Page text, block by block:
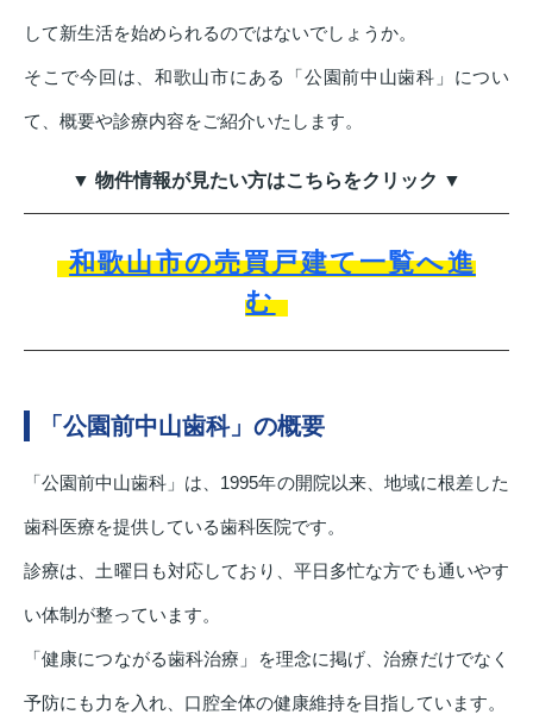
して新生活を始められるのではないでしょうか。
そこで今回は、和歌山市にある「公園前中山歯科」につい
て、概要や診療内容をご紹介いたします。
▼ 物件情報が見たい方はこちらをクリック ▼
和歌山市の売買戸建て一覧へ進
む
「公園前中山歯科」の概要
「公園前中山歯科」は、1995年の開院以来、地域に根差した
歯科医療を提供している歯科医院です。
診療は、土曜日も対応しており、平日多忙な方でも通いやす
い体制が整っています。
「健康につながる歯科治療」を理念に掲げ、治療だけでなく
予防にも力を入れ、口腔全体の健康維持を目指しています。